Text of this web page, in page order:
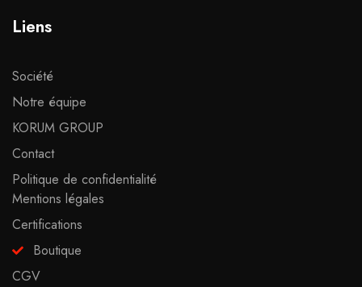
Liens
Société
Notre équipe
KORUM GROUP
Contact
Politique de confidentialité
Mentions légales
Certifications
Boutique
CGV